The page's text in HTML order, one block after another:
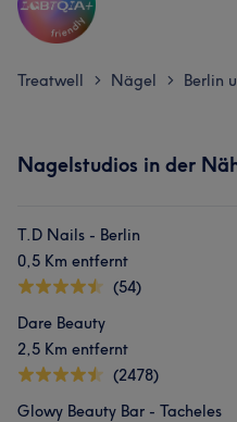
Treatwell > Nägel > Berlin
Nagelstudios in der
T.D Nails - Berlin
0,5 Km entfernt
(54)
Dare Beauty
2,5 Km entfernt
(2478)
Glowy Beauty Bar - Tacheles